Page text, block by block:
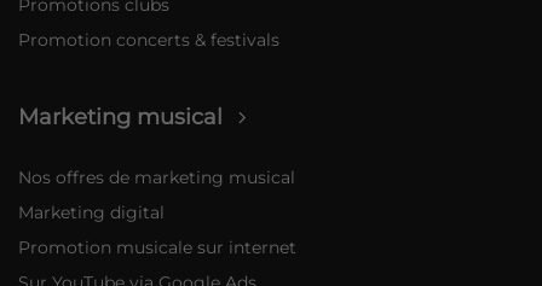
Promotion concerts & festivals
Marketing musical
Nos offres de marketing musical
Marketing digital
Promotion musicale sur internet